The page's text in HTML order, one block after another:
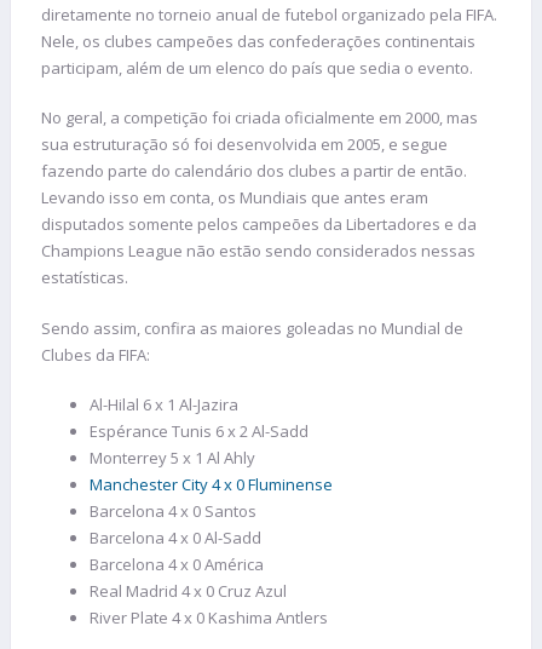
diretamente no torneio anual de futebol organizado pela FIFA.
Nele, os clubes campeões das confederações continentais
participam, além de um elenco do país que sedia o evento.
No geral, a competição foi criada oficialmente em 2000, mas
sua estruturação só foi desenvolvida em 2005, e segue
fazendo parte do calendário dos clubes a partir de então.
Levando isso em conta, os Mundiais que antes eram
disputados somente pelos campeões da Libertadores e da
Champions League não estão sendo considerados nessas
estatísticas.
Sendo assim, confira as maiores goleadas no Mundial de
Clubes da FIFA:
Al-Hilal 6 x 1 Al-Jazira
Espérance Tunis 6 x 2 Al-Sadd
Monterrey 5 x 1 Al Ahly
Manchester City 4 x 0 Fluminense
Barcelona 4 x 0 Santos
Barcelona 4 x 0 Al-Sadd
Barcelona 4 x 0 América
Real Madrid 4 x 0 Cruz Azul
River Plate 4 x 0 Kashima Antlers